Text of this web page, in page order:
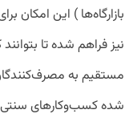
بازارگاه‏‌ها ) این امکان
نیز فراهم شده تا
مستقیم به
شده کسب‌وکارهای سنتی